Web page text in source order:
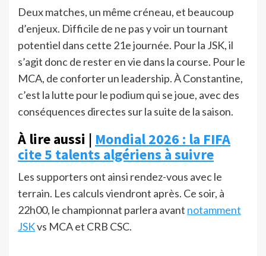
Deux matches, un même créneau, et beaucoup
d’enjeux. Difficile de ne pas y voir un tournant
potentiel dans cette 21e journée. Pour la JSK, il
s’agit donc de rester en vie dans la course. Pour le
MCA, de conforter un leadership. À Constantine,
c’est la lutte pour le podium qui se joue, avec des
conséquences directes sur la suite de la saison.
À lire aussi | Mondial 2026 : la FIFA
cite 5 talents algériens à suivre
Les supporters ont ainsi rendez-vous avec le
terrain. Les calculs viendront après. Ce soir, à
22h00, le championnat parlera avant notamment
JSKvs MCA et CRB CSC.